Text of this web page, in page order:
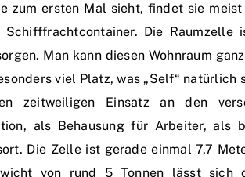
zum ersten Mal sieht, findet sie
Schifffrachtcontainer. Die
Man kann diesen Wohnraum
viel Platz, was „Self“
zeitweiligen Einsatz an den
als Behausung für Arbeiter, als
Die Zelle ist gerade einmal 7,7
von rund 5 Tonnen lässt sich